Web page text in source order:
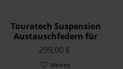
Touratech Suspension
Austauschfedern für
BMW F 900 R ESA 2020 -
299,00 €
Merken